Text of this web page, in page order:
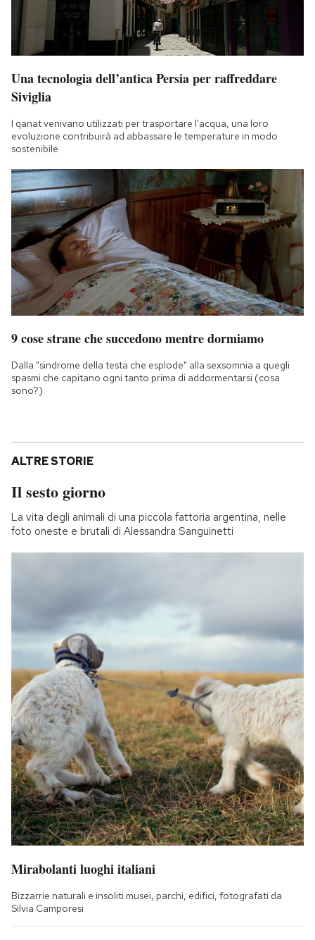
Una tecnologia dell’antica Persia per raffreddare
Siviglia
I qanat venivano utilizzati per trasportare l'acqua, una loro
evoluzione contribuirà ad abbassare le temperature in modo
sostenibile
9 cose strane che succedono mentre dormiamo
Dalla "sindrome della testa che esplode" alla sexsomnia a quegli
spasmi che capitano ogni tanto prima di addormentarsi (cosa
sono?)
ALTRE STORIE
Il sesto giorno
La vita degli animali di una piccola fattoria argentina, nelle
foto oneste e brutali di Alessandra Sanguinetti
Mirabolanti luoghi italiani
Bizzarrie naturali e insoliti musei, parchi, edifici, fotografati da
Silvia Camporesi